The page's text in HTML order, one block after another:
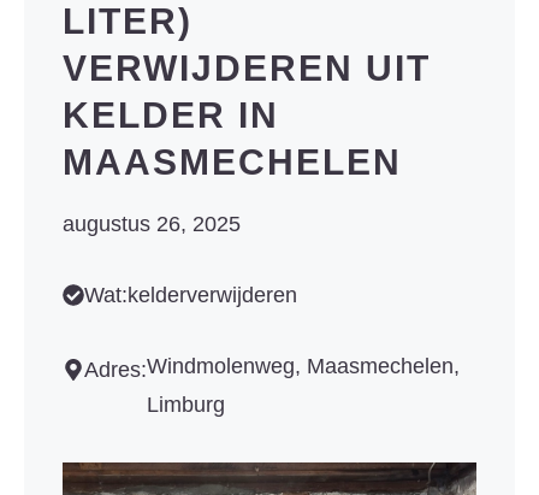
LITER)
VERWIJDEREN UIT
KELDER IN
MAASMECHELEN
augustus 26, 2025
Wat:kelderverwijderen
Adres:Windmolenweg, Maasmechelen,
Limburg